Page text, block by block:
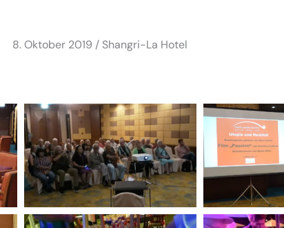
8. Oktober 2019 / Shangri-La Hotel